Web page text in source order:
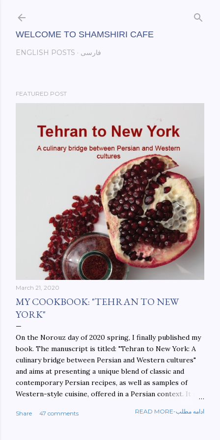
WELCOME TO SHAMSHIRI CAFE
ENGLISH POSTS فارسی
FEATURED POST
March 21, 2020
MY COOKBOOK: "TEHRAN TO NEW
YORK"
On the Norouz day of 2020 spring, I finally published my
book. The manuscript is titled: "Tehran to New York: A
culinary bridge between Persian and Western cultures"
and aims at presenting a unique blend of classic and
contemporary Persian recipes, as well as samples of
Western-style cuisine, offered in a Persian context. It is
walls. This book aims at constructing a bridge between
Share 47 comments READ MORE-ادامه مطلب